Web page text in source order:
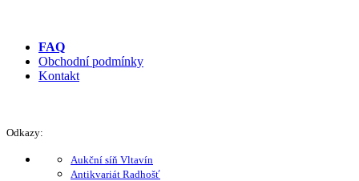
FAQ
Obchodní podmínky
Kontakt
Odkazy:
Aukční síň Vltavín
Antikvariát Radhošť